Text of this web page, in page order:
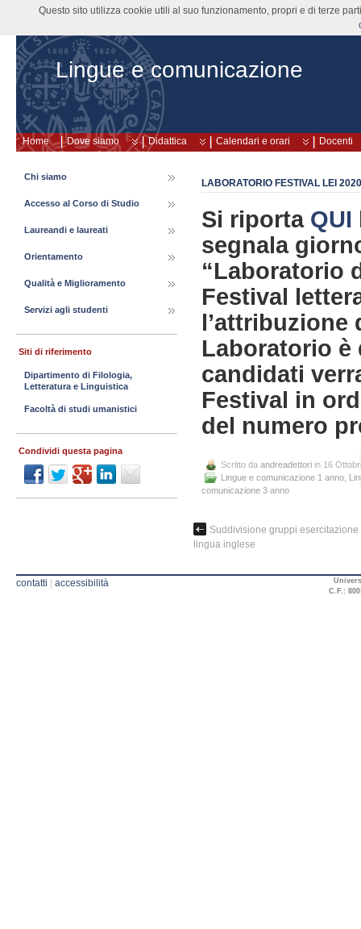
Lingue e comunicazione
Home Dove siamo Didattica Calendari e orari Docenti
LABORATORIO FESTIVAL LEI
Si riporta QUI
segnala
“Laboratorio
Festival
l’attribuzione
Laboratorio è
candidati
Festival in
del numero
Scritto da andreadettori in 16
Lingue e comunicazione 1 anno
comunicazione 3 anno
Suddivisione gruppi esercitazione
lingua inglese
Chi siamo
Accesso al Corso di Studio
Laureandi e laureati
Orientamento
Qualità e Miglioramento
Servizi agli studenti
Siti di riferimento
Dipartimento di Filologia,
Letteratura e Linguistica
Facoltà di studi umanistici
Condividi questa pagina
contatti accessibilità
C.F.:
Questo sito utilizza cookie utili al suo funzionamento, propri e di terze